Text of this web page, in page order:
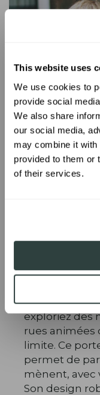
This website uses
We use cookies to
provide social
We also share
our social media,
may combine it with
provided to them or
of their services.
Aucune
Avec le
possibilités
la plage, que
exploriez des
rues animées
limite. Ce
permet de
mènent, avec
Son design
Sign up